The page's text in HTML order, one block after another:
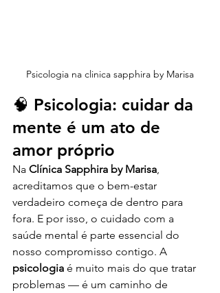
Psicologia na clinica sapphira by Marisa
🧠 Psicologia: cuidar da
mente é um ato de
amor próprio
Na Clínica Sapphira by Marisa,
acreditamos que o bem-estar
verdadeiro começa de dentro para
fora. E por isso, o cuidado com a
saúde mental é parte essencial do
nosso compromisso contigo. A
psicologia é muito mais do que tratar
problemas — é um caminho de